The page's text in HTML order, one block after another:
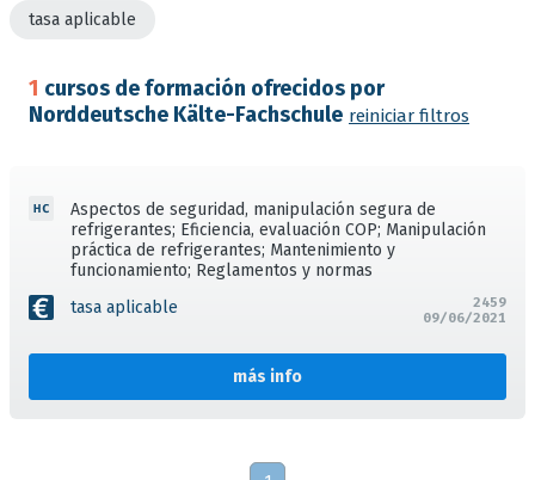
tasa aplicable
1 cursos de formación ofrecidos por
Norddeutsche Kälte-Fachschule reiniciar filtros
Aspectos de seguridad, manipulación segura de
refrigerantes; Eficiencia, evaluación COP; Manipulación
práctica de refrigerantes; Mantenimiento y
funcionamiento; Reglamentos y normas
tasa aplicable
más info
2459
09/06/2021